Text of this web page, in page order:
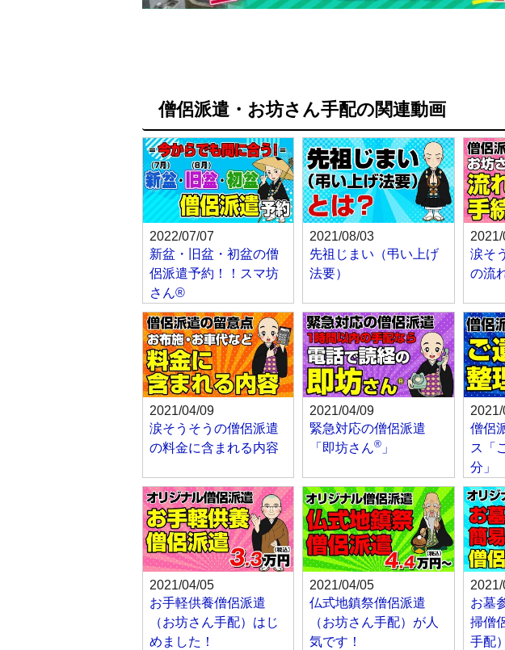
僧侶派遣・お坊さん手配の関連動画
2022/07/07
新盆・旧盆・初盆の僧
侶派遣予約！！スマ坊
さん®
2021/08/03
先祖じまい（弔い上げ
法要）
涙そ
の流
2021/04/09
涙そうそうの僧侶派遣
の料金に含まれる内容
2021/04/09
緊急対応の僧侶派遣
「即坊さん® 」
僧侶
ス「
分」
2021/04/05
お手軽供養僧侶派遣
（お坊さん手配）はじ
めました！
2021/04/05
仏式地鎮祭僧侶派遣
（お坊さん手配）が人
気です！
お墓
掃僧
手配